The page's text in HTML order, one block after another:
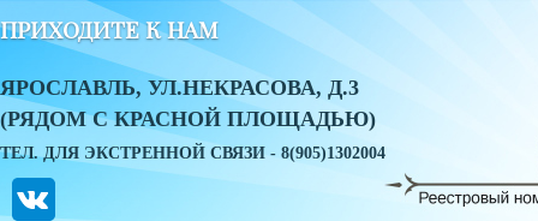
ПРИХОДИТЕ К НАМ
ЯРОСЛАВЛЬ, УЛ.НЕКРАСОВА, Д.3
(РЯДОМ С КРАСНОЙ ПЛОЩАДЬЮ)
ТЕЛ. ДЛЯ ЭКСТРЕННОЙ СВЯЗИ - 8(905)1302004